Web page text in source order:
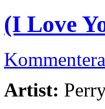
(I Love
Artist: